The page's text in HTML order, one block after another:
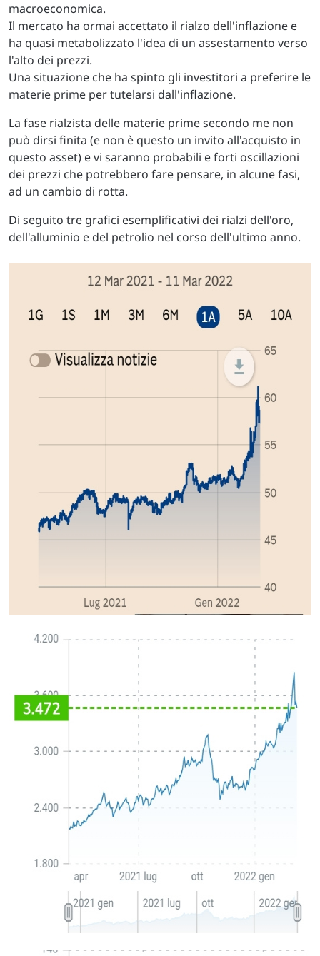
macroeconomica.
Il mercato ha ormai accettato il rialzo dell'inflazione e
ha quasi metabolizzato l'idea di un assestamento verso
l'alto dei prezzi.
Una situazione che ha spinto gli investitori a preferire le
materie prime per tutelarsi dall'inflazione.
La fase rialzista delle materie prime secondo me non
può dirsi finita (e non è questo un invito all'acquisto in
questo asset) e vi saranno probabili e forti oscillazioni
dei prezzi che potrebbero fare pensare, in alcune fasi,
ad un cambio di rotta.
Di seguito tre grafici esemplificativi dei rialzi dell'oro,
dell'alluminio e del petrolio nel corso dell'ultimo anno.